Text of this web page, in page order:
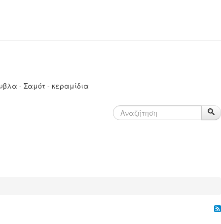
- Σαμότ - κεραμίδια